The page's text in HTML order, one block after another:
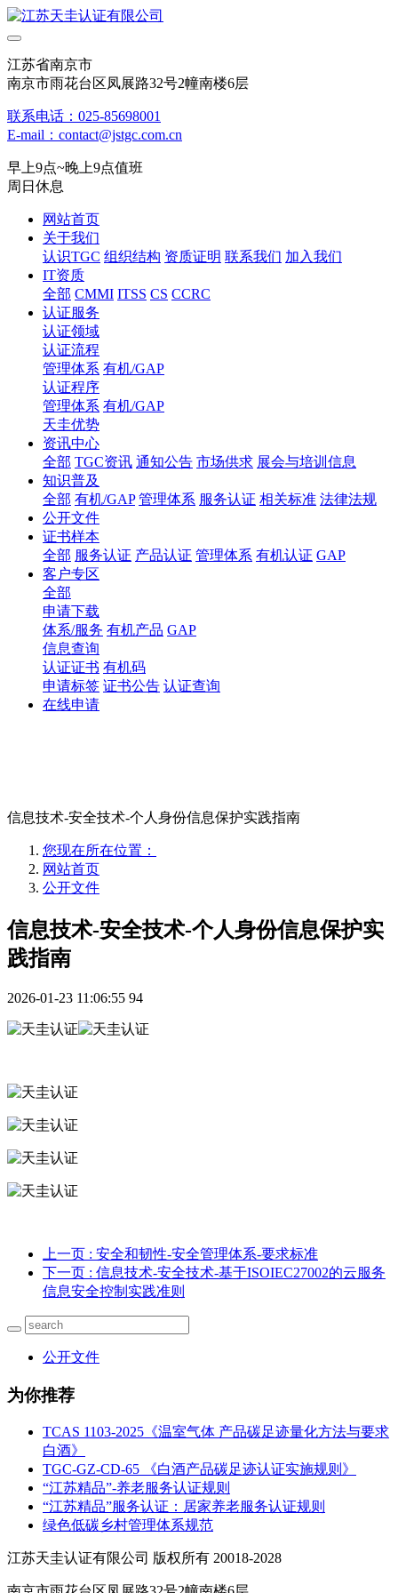
江苏省南京市
南京市雨花台区凤展路32号2幢南楼6层
联系电话：025-85698001
E-mail：contact@jstgc.com.cn
早上9点~晚上9点值班
周日休息
网站首页
关于我们
认识TGC 组织结构 资质证明 联系我们 加入我们
IT资质
全部 CMMI ITSS CS CCRC
认证服务
认证领域
认证流程
管理体系 有机/GAP
认证程序
管理体系 有机/GAP
天圭优势
资讯中心
全部 TGC资讯 通知公告 市场供求 展会与培训信息
知识普及
全部 有机/GAP 管理体系 服务认证 相关标准 法律法规
公开文件
证书样本
全部 服务认证 产品认证 管理体系 有机认证 GAP
客户专区
全部
申请下载
体系/服务 有机产品 GAP
信息查询
认证证书 有机码
申请标签 证书公告 认证查询
在线申请
信息技术-安全技术-个人身份信息保护实践指南
您现在所在位置：
网站首页
公开文件
信息技术-安全技术-个人身份信息保护实
践指南
2026-01-23 11:06:55 94
上一页 : 安全和韧性-安全管理体系-要求标准
下一页 : 信息技术-安全技术-基于ISOIEC27002的云服务
信息安全控制实践准则
公开文件
为你推荐
TCAS 1103-2025《温室气体 产品碳足迹量化方法与要求
白酒》
TGC-GZ-CD-65 《白酒产品碳足迹认证实施规则》
“江苏精品”-养老服务认证规则
“江苏精品”服务认证：居家养老服务认证规则
绿色低碳乡村管理体系规范
江苏天圭认证有限公司 版权所有 20018-2028